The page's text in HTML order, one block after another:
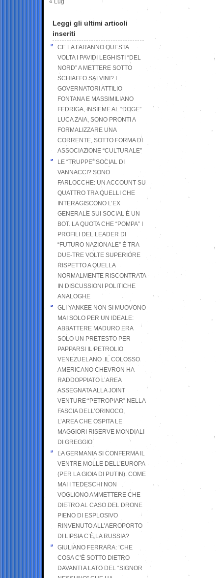
« Lug
Leggi gli ultimi articoli
inseriti
CE LA FARANNO QUESTA
VOLTA I PAVIDI LEGHISTI “DEL
NORD” A METTERE SOTTO
SCHIAFFO SALVINI? I
GOVERNATORI ATTILIO
FONTANA E MASSIMILIANO
FEDRIGA, INSIEME AL “DOGE”
LUCA ZAIA, SONO PRONTI A
FORMALIZZARE UNA
CORRENTE, SOTTO FORMA DI
ASSOCIAZIONE “CULTURALE”
LE “TRUPPE” SOCIAL DI
VANNACCI? SONO
FARLOCCHE: UN ACCOUNT SU
QUATTRO TRA QUELLI CHE
INTERAGISCONO L’EX
GENERALE SUI SOCIAL È UN
BOT. LA QUOTA CHE “POMPA” I
PROFILI DEL LEADER DI
“FUTURO NAZIONALE” È TRA
DUE-TRE VOLTE SUPERIORE
RISPETTO A QUELLA
NORMALMENTE RISCONTRATA
IN DISCUSSIONI POLITICHE
ANALOGHE
GLI YANKEE NON SI MUOVONO
MAI SOLO PER UN IDEALE:
ABBATTERE MADURO ERA
SOLO UN PRETESTO PER
PAPPARSI IL PETROLIO
VENEZUELANO .IL COLOSSO
AMERICANO CHEVRON HA
RADDOPPIATO L’AREA
ASSEGNATA ALLA JOINT
VENTURE “PETROPIAR” NELLA
FASCIA DELL’ORINOCO,
L’AREA CHE OSPITA LE
MAGGIORI RISERVE MONDIALI
DI GREGGIO
LA GERMANIA SI CONFERMA IL
VENTRE MOLLE DELL’EUROPA
(PER LA GIOIA DI PUTIN). COME
MAI I TEDESCHI NON
VOGLIONO AMMETTERE CHE
DIETRO AL CASO DEL DRONE
PIENO DI ESPLOSIVO
RINVENUTO ALL’AEROPORTO
DI LIPSIA C’È LA RUSSIA?
GIULIANO FERRARA: ’CHE
COSA C’È SOTTO DIETRO
DAVANTI A LATO DEL “SIGNOR